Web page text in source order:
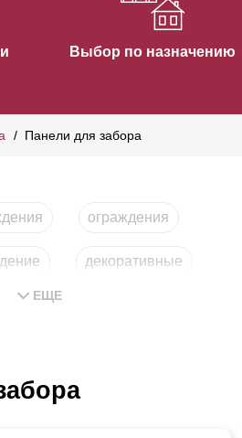
Выбор по назначению
Панели для забора
ограждения
декоративные
металлические
ЕЩЕ